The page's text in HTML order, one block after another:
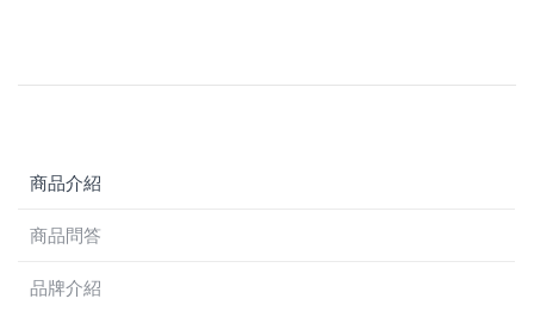
商品介紹
商品問答
品牌介紹